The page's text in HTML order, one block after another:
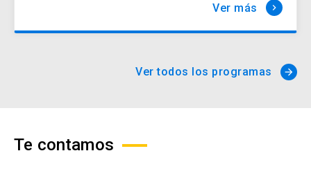
Ver más keyboard_arrow_right
Ver todos los programas arrow_forward
Te contamos